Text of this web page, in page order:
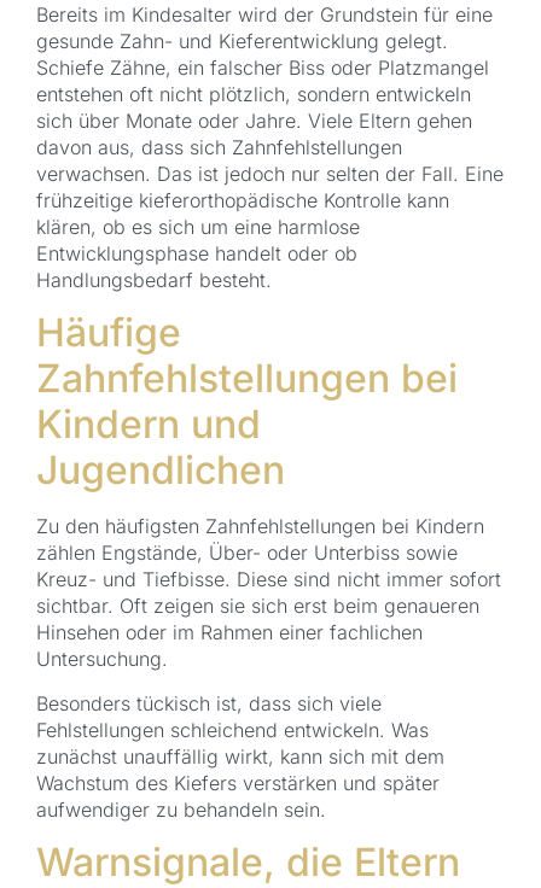
Bereits im Kindesalter wird der Grundstein für eine
gesunde Zahn- und Kieferentwicklung gelegt.
Schiefe Zähne, ein falscher Biss oder Platzmangel
entstehen oft nicht plötzlich, sondern entwickeln
sich über Monate oder Jahre. Viele Eltern gehen
davon aus, dass sich Zahnfehlstellungen
verwachsen. Das ist jedoch nur selten der Fall. Eine
frühzeitige kieferorthopädische Kontrolle kann
klären, ob es sich um eine harmlose
Entwicklungsphase handelt oder ob
Handlungsbedarf besteht.
Häufige
Zahnfehlstellungen bei
Kindern und
Jugendlichen
Zu den häufigsten Zahnfehlstellungen bei Kindern
zählen Engstände, Über- oder Unterbiss sowie
Kreuz- und Tiefbisse. Diese sind nicht immer sofort
sichtbar. Oft zeigen sie sich erst beim genaueren
Hinsehen oder im Rahmen einer fachlichen
Untersuchung.
Besonders tückisch ist, dass sich viele
Fehlstellungen schleichend entwickeln. Was
zunächst unauffällig wirkt, kann sich mit dem
Wachstum des Kiefers verstärken und später
aufwendiger zu behandeln sein.
Warnsignale, die Eltern